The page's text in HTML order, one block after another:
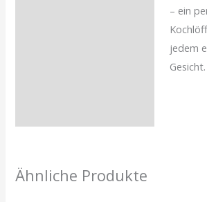
– ein
jedem
Gesicht.
Ähnliche Produkte